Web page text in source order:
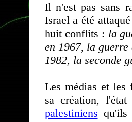
Il n'est pas sans
Israel a été
huit conflits : la
en 1967, la
1982, la seconde
Les médias et les
sa création,
palestiniens qu'ils